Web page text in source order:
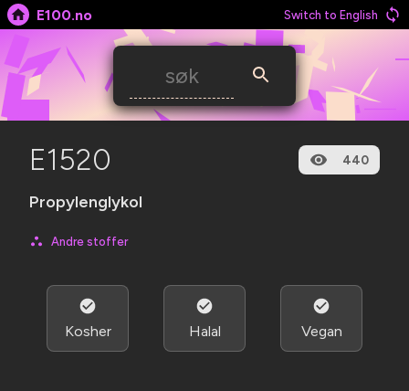
E100.no Switch to English
E1520 440
Propylenglykol
Andre stoffer
Kosher Halal Vegan